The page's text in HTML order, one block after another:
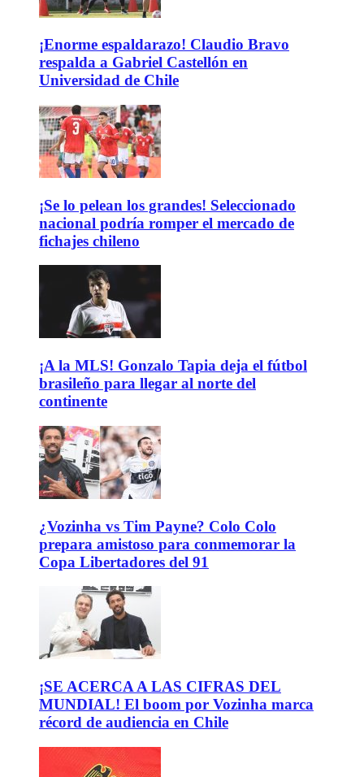
¡Enorme espaldarazo! Claudio Bravo
respalda a Gabriel Castellón en
Universidad de Chile
¡Se lo pelean los grandes! Seleccionado
nacional podría romper el mercado de
fichajes chileno
¡A la MLS! Gonzalo Tapia deja el fútbol
brasileño para llegar al norte del
continente
¿Vozinha vs Tim Payne? Colo Colo
prepara amistoso para conmemorar la
Copa Libertadores del 91
¡SE ACERCA A LAS CIFRAS DEL
MUNDIAL! El boom por Vozinha marca
récord de audiencia en Chile